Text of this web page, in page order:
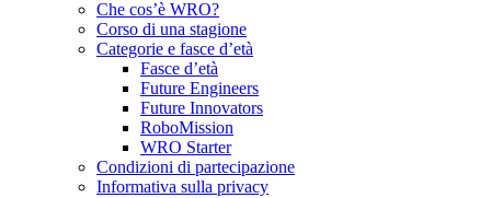
Che cos’è WRO?
Corso di una stagione
Categorie e fasce d’età
Fasce d’età
Future Engineers
Future Innovators
RoboMission
WRO Starter
Condizioni di partecipazione
Informativa sulla privacy